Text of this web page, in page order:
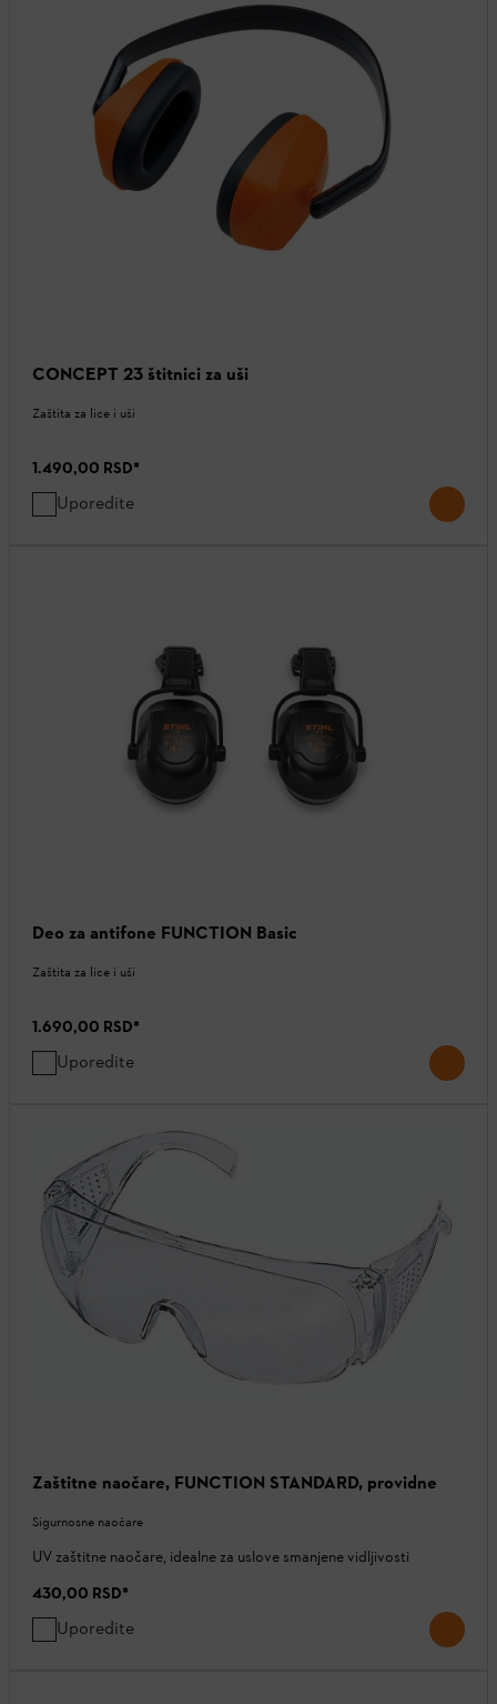
CONCEPT 23 štitnici za uši
Zaštita za lice i uši
1.490,00 RSD*
Uporedite
Deo za antifone FUNCTION Basic
Zaštita za lice i uši
1.690,00 RSD*
Uporedite
Zaštitne naočare, FUNCTION STANDARD, providne
Sigurnosne naočare
UV zaštitne naočare, idealne za uslove smanjene vidljivosti
430,00 RSD*
Uporedite